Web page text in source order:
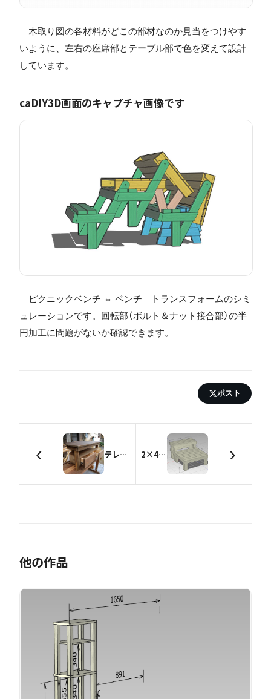
木取り図の各材料がどこの部材なのか見当をつけやす
いように、左右の座席部とテーブル部で色を変えて設計
しています。
caDIY3D画面のキャプチャ画像です
ピクニックベンチ ⇔ ベンチ トランスフォームのシミ
ュレーションです。回転部（ボルト＆ナット接合部）の半
円加工に問題がないか確認できます。
ポスト
‹ テレビボード 2×4と1×4材の階段兼縁台 ›
他の作品